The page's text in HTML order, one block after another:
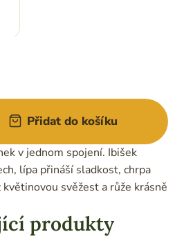
Přidat do košíku
v jednom spojení. Ibišek
lípa přináší sladkost, chrpa
svěžest a růže krásně
produkty